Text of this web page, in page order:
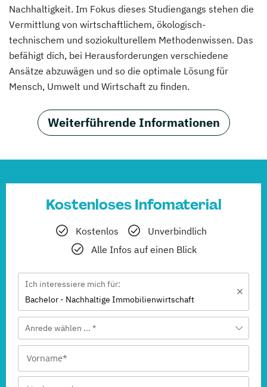
Nachhaltigkeit. Im Fokus dieses Studiengangs stehen die
Vermittlung von wirtschaftlichem, ökologisch-
technischem und soziokulturellem Methodenwissen. Das
befähigt dich, bei Herausforderungen verschiedene
Ansätze abzuwägen und so die optimale Lösung für
Mensch, Umwelt und Wirtschaft zu finden.
Weiterführende Informationen
Kostenloses Infomaterial
Kostenlos
Unverbindlich
Alle Infos auf einen Blick
Ich interessiere mich für:
Bachelor - Nachhaltige Immobilienwirtschaft
Anrede wählen ... *